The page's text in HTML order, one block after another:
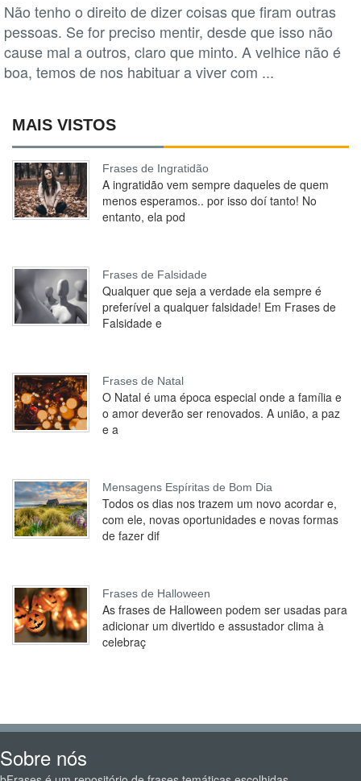
Não tenho o direito de dizer coisas que firam outras
pessoas. Se for preciso mentir, desde que isso não
cause mal a outros, claro que minto. A velhice não é
boa, temos de nos habituar a viver com ...
MAIS VISTOS
Frases de Ingratidão
A ingratidão vem sempre daqueles de quem
menos esperamos.. por isso doí tanto! No
entanto, ela pod
Frases de Falsidade
Qualquer que seja a verdade ela sempre é
preferível a qualquer falsidade! Em Frases de
Falsidade e
Frases de Natal
O Natal é uma época especial onde a família e
o amor deverão ser renovados. A união, a paz
e a
Mensagens Espíritas de Bom Dia
Todos os dias nos trazem um novo acordar e,
com ele, novas oportunidades e novas formas
de fazer dif
Frases de Halloween
As frases de Halloween podem ser usadas para
adicionar um divertido e assustador clima à
celebraç
Sobre nós